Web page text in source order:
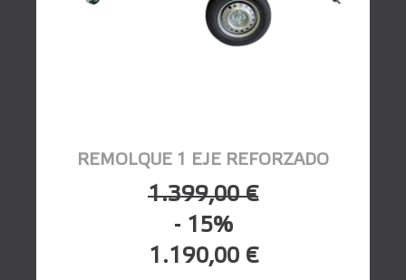
REMOLQUE 1 EJE REFORZADO
1.399,00 €
- 15%
1.190,00 €